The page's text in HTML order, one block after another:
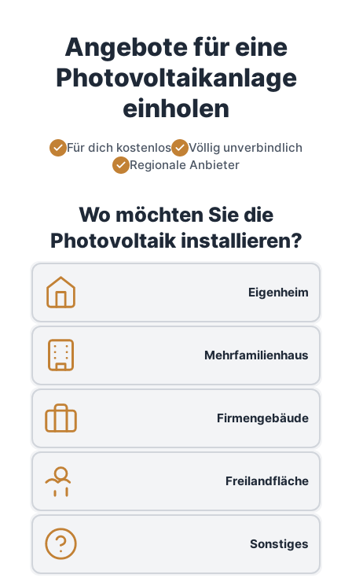
Angebote für eine
Photovoltaikanlage
einholen
Für dich kostenlos
Völlig unverbindlich
Regionale Anbieter
Wo möchten Sie die
Photovoltaik installieren?
Eigenheim
Mehrfamilienhaus
Firmengebäude
Freilandfläche
Sonstiges